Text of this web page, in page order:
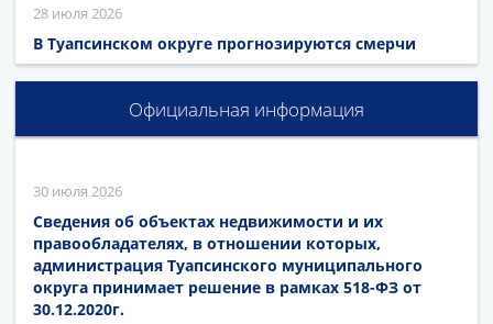
28 июля 2026
В Туапсинском округе прогнозируются смерчи
Официальная информация
30 июля 2026
Сведения об объектах недвижимости и их
правообладателях, в отношении которых,
администрация Туапсинского муниципального
округа принимает решение в рамках 518-ФЗ от
30.12.2020г.